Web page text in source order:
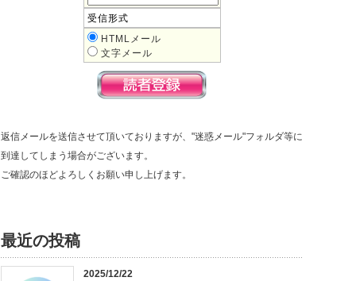
受信形式
HTMLメール
文字メール
返信メールを送信させて頂いておりますが、"迷惑メール"フォルダ等に
到達してしまう場合がございます。
ご確認のほどよろしくお願い申し上げます。
最近の投稿
2025/12/22